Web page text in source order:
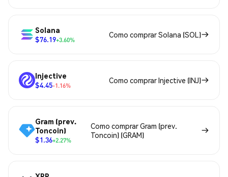
Solana
$76.19+3.60%
Como comprar Solana (SOL)
Injective
$4.45-1.16%
Como comprar Injective (INJ)
Gram (prev.
Toncoin)
$1.36+2.27%
Como comprar Gram (prev.
Toncoin) (GRAM)